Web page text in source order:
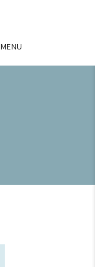
MENU